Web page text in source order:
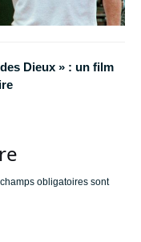
Dieux » : un film
obligatoires sont